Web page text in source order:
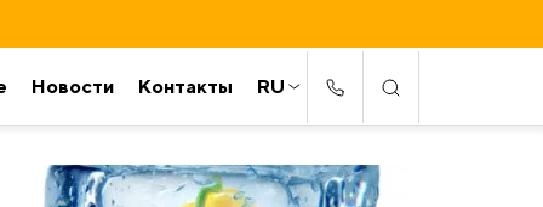
Новости Контакты RU